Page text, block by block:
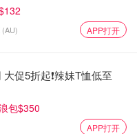
APP打开
促5折起❗️辣妹T恤低至
包$350
APP打开